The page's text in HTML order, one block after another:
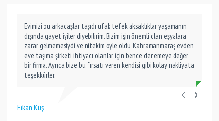
Evimizi bu arkadaşlar taşıdı ufak tefek aksaklıklar yaşamanın
dışında gayet iyiler diyebilirim. Bizim işin önemli olan eşyalara
zarar gelmemesiydi ve nitekim öyle oldu. Kahramanmaraş evden
eve taşıma şirketi ihtiyacı olanlar için bence denemeye değer
bir firma. Ayrıca bize bu fırsatı veren kendisi gibi kolay nakliyata
teşekkürler.
Erkan Kuş